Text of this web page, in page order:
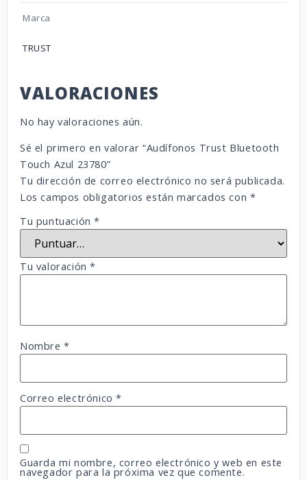
Marca
TRUST
VALORACIONES
No hay valoraciones aún.
Sé el primero en valorar “Audífonos Trust Bluetooth
Touch Azul 23780”
Tu dirección de correo electrónico no será publicada.
Los campos obligatorios están marcados con *
Tu puntuación*
Tu valoración*
Nombre*
Correo electrónico*
Guarda mi nombre, correo electrónico y web en este
navegador para la próxima vez que comente.